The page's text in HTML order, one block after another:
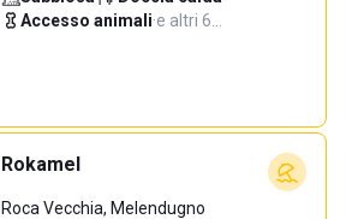
Accesso animali·e altri 6…
Rokamel
Roca Vecchia, Melendugno